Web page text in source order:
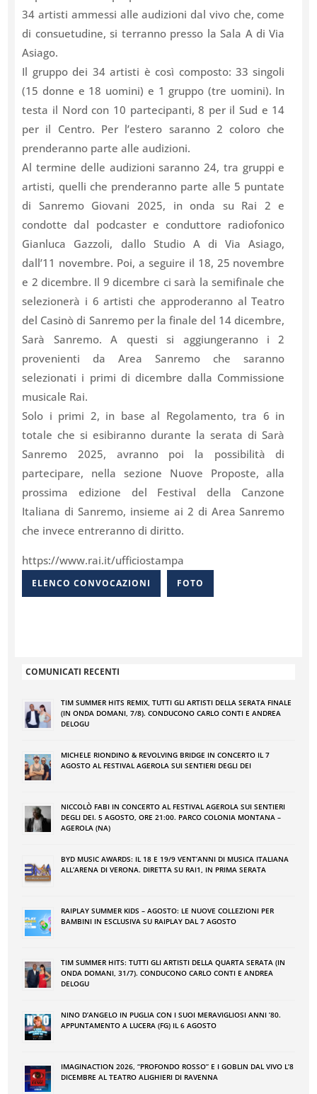
34 artisti ammessi alle audizioni dal vivo che, come
di consuetudine, si terranno presso la Sala A di Via
Asiago.
Il gruppo dei 34 artisti è così composto: 33 singoli
(15 donne e 18 uomini) e 1 gruppo (tre uomini). In
testa il Nord con 10 partecipanti, 8 per il Sud e 14
per il Centro. Per l’estero saranno 2 coloro che
prenderanno parte alle audizioni.
Al termine delle audizioni saranno 24, tra gruppi e
artisti, quelli che prenderanno parte alle 5 puntate
di Sanremo Giovani 2025, in onda su Rai 2 e
condotte dal podcaster e conduttore radiofonico
Gianluca Gazzoli, dallo Studio A di Via Asiago,
dall’11 novembre. Poi, a seguire il 18, 25 novembre
e 2 dicembre. Il 9 dicembre ci sarà la semifinale che
selezionerà i 6 artisti che approderanno al Teatro
del Casinò di Sanremo per la finale del 14 dicembre,
Sarà Sanremo. A questi si aggiungeranno i 2
provenienti da Area Sanremo che saranno
selezionati i primi di dicembre dalla Commissione
musicale Rai.
Solo i primi 2, in base al Regolamento, tra 6 in
totale che si esibiranno durante la serata di Sarà
Sanremo 2025, avranno poi la possibilità di
partecipare, nella sezione Nuove Proposte, alla
prossima edizione del Festival della Canzone
Italiana di Sanremo, insieme ai 2 di Area Sanremo
che invece entreranno di diritto.
https://www.rai.it/ufficiostampa
ELENCO CONVOCAZIONI FOTO
COMUNICATI RECENTI
TIM SUMMER HITS REMIX, TUTTI GLI ARTISTI DELLA SERATA FINALE
(IN ONDA DOMANI, 7/8). CONDUCONO CARLO CONTI E ANDREA
DELOGU
MICHELE RIONDINO & REVOLVING BRIDGE IN CONCERTO IL 7
AGOSTO AL FESTIVAL AGEROLA SUI SENTIERI DEGLI DEI
NICCOLÒ FABI IN CONCERTO AL FESTIVAL AGEROLA SUI SENTIERI
DEGLI DEI. 5 AGOSTO, ORE 21:00. PARCO COLONIA MONTANA –
AGEROLA (NA)
BYD MUSIC AWARDS: IL 18 E 19/9 VENT’ANNI DI MUSICA ITALIANA
ALL’ARENA DI VERONA. DIRETTA SU RAI1, IN PRIMA SERATA
RAIPLAY SUMMER KIDS – AGOSTO: LE NUOVE COLLEZIONI PER
BAMBINI IN ESCLUSIVA SU RAIPLAY DAL 7 AGOSTO
TIM SUMMER HITS: TUTTI GLI ARTISTI DELLA QUARTA SERATA (IN
ONDA DOMANI, 31/7). CONDUCONO CARLO CONTI E ANDREA
DELOGU
NINO DʼANGELO IN PUGLIA CON I SUOI MERAVIGLIOSI ANNI ʼ80.
APPUNTAMENTO A LUCERA (FG) IL 6 AGOSTO
IMAGINACTION 2026, “PROFONDO ROSSO” E I GOBLIN DAL VIVO L’8
DICEMBRE AL TEATRO ALIGHIERI DI RAVENNA